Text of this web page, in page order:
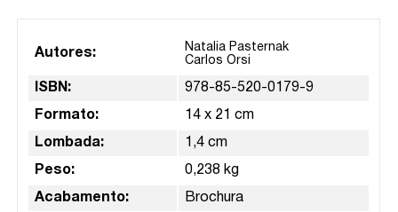
Autores:
Natalia Pasternak
Carlos Orsi
ISBN: 978-85-520-0179-9
Formato: 14 x 21 cm
Lombada: 1,4 cm
Peso: 0,238 kg
Acabamento: Brochura